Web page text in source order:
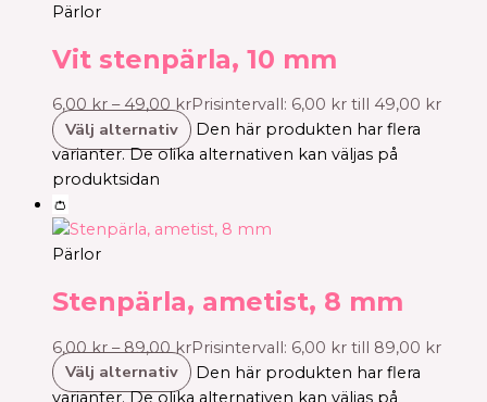
Pärlor
Vit stenpärla, 10 mm
6,00 kr – 49,00 krPrisintervall: 6,00 kr till 49,00 kr
Välj alternativ
Den här produkten har flera
varianter. De olika alternativen kan väljas på
produktsidan
👛
Pärlor
Stenpärla, ametist, 8 mm
6,00kr – 89,00krPrisintervall: 6,00 kr till 89,00 kr
Välj alternativ
Den här produkten har flera
varianter. De olika alternativen kan väljas på